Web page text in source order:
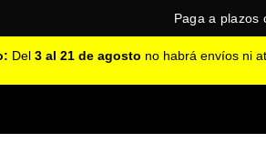
Paga a plazos
Del 3 al 21 de agosto no habrá envíos ni